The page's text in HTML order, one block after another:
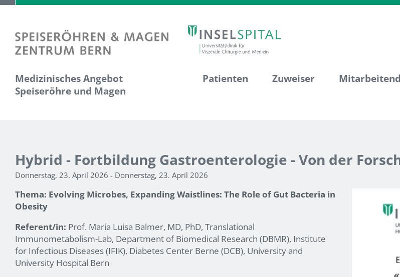
Medizinisches Angebot
Speiseröhre und Magen
Patienten Zuweiser
Hybrid - Fortbildung Gastroenterologie - Von der
Donnerstag, 23. April 2026 - Donnerstag, 23. April 2026
Thema: Evolving Microbes, Expanding Waistlines: The Role of Gut Bacteria in
Obesity
Referent/in: Prof. Maria Luisa Balmer, MD, PhD, Translational
Immunometabolism-Lab, Department of Biomedical Research (DBMR), Institute
for Infectious Diseases (IFIK), Diabetes Center Berne (DCB), University and
University Hospital Bern